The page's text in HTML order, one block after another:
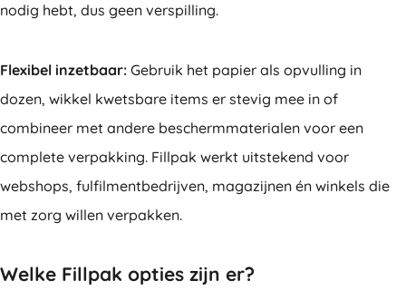
nodig hebt, dus geen verspilling.
Flexibel inzetbaar: Gebruik het papier als opvulling in
dozen, wikkel kwetsbare items er stevig mee in of
combineer met andere beschermmaterialen voor een
complete verpakking. Fillpak werkt uitstekend voor
webshops, fulfilmentbedrijven, magazijnen én winkels die
met zorg willen verpakken.
Welke Fillpak opties zijn er?